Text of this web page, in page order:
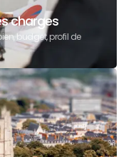
charges
budget, profil de